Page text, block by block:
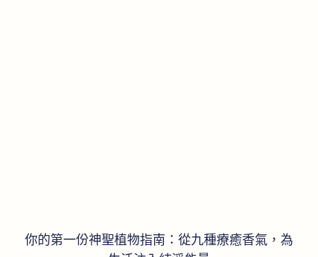
你的第一份神聖植物指南：從九種療癒香氣，為